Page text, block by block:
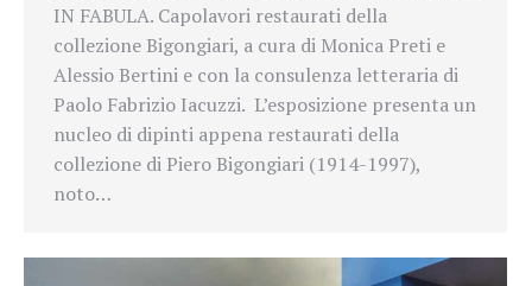
IN FABULA. Capolavori restaurati della
collezione Bigongiari, a cura di Monica Preti e
Alessio Bertini e con la consulenza letteraria di
Paolo Fabrizio Iacuzzi. L’esposizione presenta un
nucleo di dipinti appena restaurati della
collezione di Piero Bigongiari (1914-1997),
noto…